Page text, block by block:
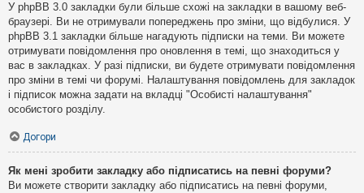
У phpBB 3.0 закладки були більше схожі на закладки в вашому веб-
браузері. Ви не отримували попереджень про зміни, що відбулися. У
phpBB 3.1 закладки більше нагадують підписки на теми. Ви можете
отримувати повідомлення про оновлення в темі, що знаходиться у
вас в закладках. У разі підписки, ви будете отримувати повідомлення
про зміни в темі чи форумі. Налаштування повідомлень для закладок
і підписок можна задати на вкладці "Особисті налаштування"
особистого розділу.
Догори
Як мені зробити закладку або підписатись на певні форуми?
Ви можете створити закладку або підписатись на певні форуми,